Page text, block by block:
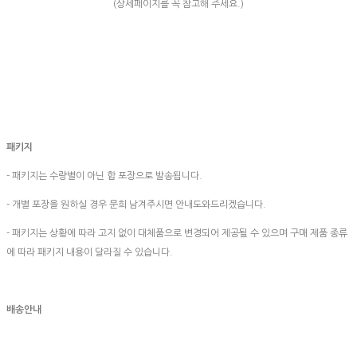
(상세페이지를 꼭 참고해 주세요.)
패키지
- 패키지는 수량별이 아닌 합 포장으로 발송됩니다.
- 개별 포장을 원하실 경우 문희 남겨주시면 안내도와드리겠습니다.
- 패키지는 상황에 따라 고지 없이 대체품으로 변경되어 제공될 수 있으며 구매 제품 종류
에 따라 패키지 내용이 달라질 수 있습니다.
배송안내